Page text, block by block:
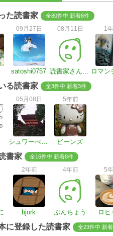
た読書家 全80件中 新着8件
09月27日
satoshi0757
08月11日
読書家さん#Eq1ixp
1
る読書家 全3件中 新着3件
05月08日
シュワーべの法則
5年前
ビーンズ
書家 全16件中 新着8件
2年前
bjork
4年前
ぶんちょう
5
ロヒ
に登録した読書家 全23件中 新